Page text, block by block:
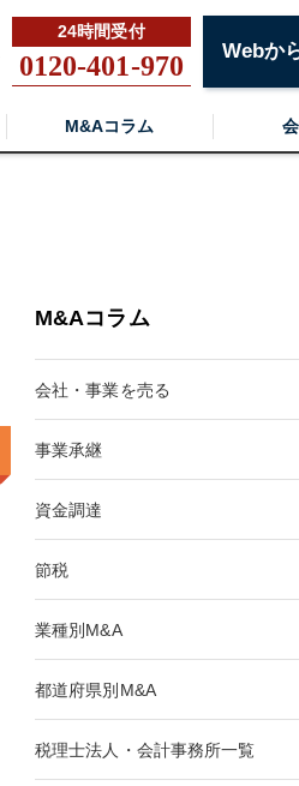
0120-401-970 Webか
M&Aコラム
M&Aコラム
会社・事業を売る
事業承継
資金調達
節税
業種別M&A
都道府県別M&A
税理士法人・会計事務所一覧